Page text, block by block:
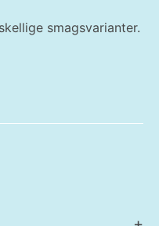
smagsvarianter.